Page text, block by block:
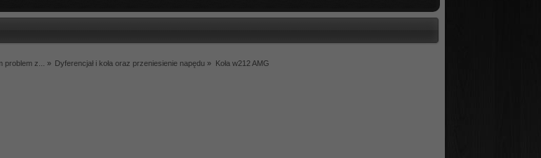
problem z... » Dyferencjał i koła oraz przeniesienie napędu » Koła w212 AMG